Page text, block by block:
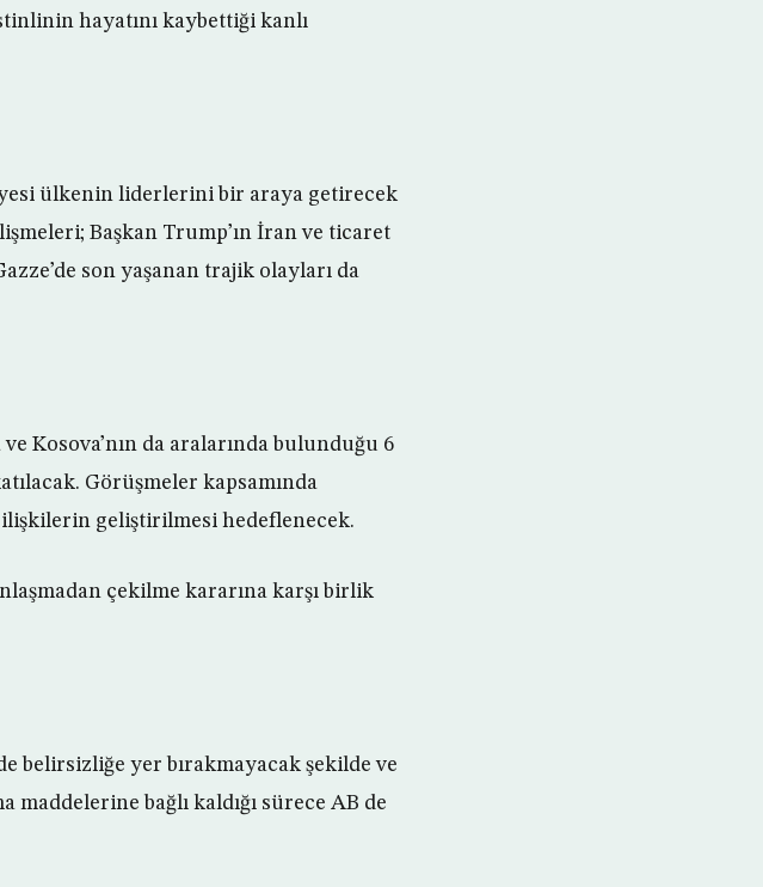
hayatını kaybettiği kanlı
ülkenin liderlerini bir araya getirecek
Başkan Trump’ın İran ve ticaret
son yaşanan trajik olayları da
Kosova’nın da aralarında bulunduğu 6
Görüşmeler kapsamında
geliştirilmesi hedeflenecek.
çekilme kararına karşı birlik
belirsizliğe yer bırakmayacak şekilde ve
bağlı kaldığı sürece AB de